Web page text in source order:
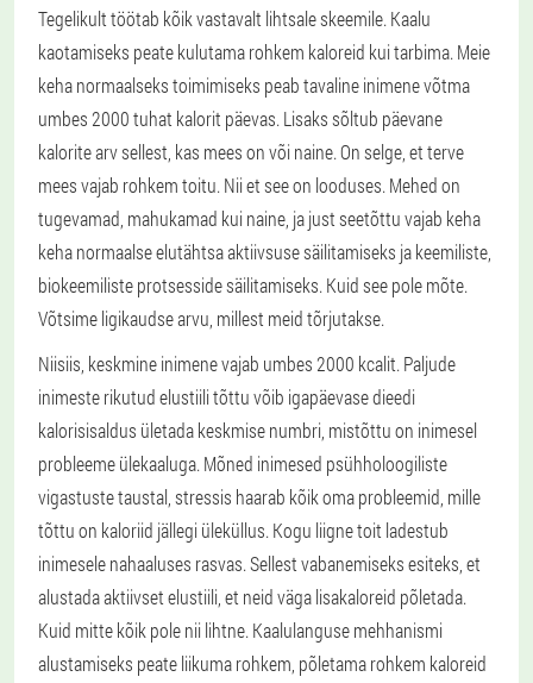
Tegelikult töötab kõik vastavalt lihtsale skeemile. Kaalu
kaotamiseks peate kulutama rohkem kaloreid kui tarbima. Meie
keha normaalseks toimimiseks peab tavaline inimene võtma
umbes 2000 tuhat kalorit päevas. Lisaks sõltub päevane
kalorite arv sellest, kas mees on või naine. On selge, et terve
mees vajab rohkem toitu. Nii et see on looduses. Mehed on
tugevamad, mahukamad kui naine, ja just seetõttu vajab keha
keha normaalse elutähtsa aktiivsuse säilitamiseks ja keemiliste,
biokeemiliste protsesside säilitamiseks. Kuid see pole mõte.
Võtsime ligikaudse arvu, millest meid tõrjutakse.
Niisiis, keskmine inimene vajab umbes 2000 kcalit. Paljude
inimeste rikutud elustiili tõttu võib igapäevase dieedi
kalorisisaldus ületada keskmise numbri, mistõttu on inimesel
probleeme ülekaaluga. Mõned inimesed psühholoogiliste
vigastuste taustal, stressis haarab kõik oma probleemid, mille
tõttu on kaloriid jällegi üleküllus. Kogu liigne toit ladestub
inimesele nahaaluses rasvas. Sellest vabanemiseks esiteks, et
alustada aktiivset elustiili, et neid väga lisakaloreid põletada.
Kuid mitte kõik pole nii lihtne. Kaalulanguse mehhanismi
alustamiseks peate liikuma rohkem, põletama rohkem kaloreid